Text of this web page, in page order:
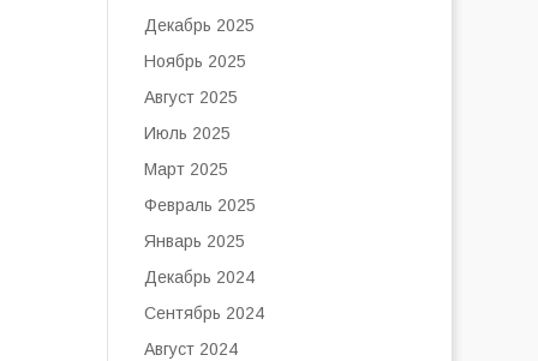
Декабрь 2025
Ноябрь 2025
Август 2025
Июль 2025
Март 2025
Февраль 2025
Январь 2025
Декабрь 2024
Сентябрь 2024
Август 2024